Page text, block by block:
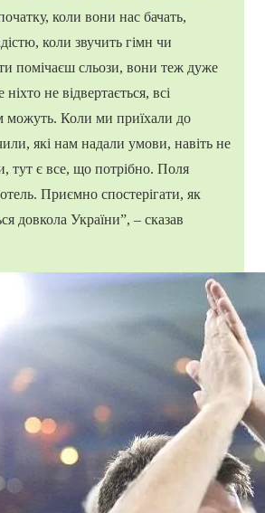
коли вони нас бачать,
коли звучить гімн чи
ти помічаєш сльози, вони теж дуже
не відвертається, всі
можуть. Коли ми приїхали до
які нам надали умови, навіть не
тут є все, що потрібно. Поля
Приємно спостерігати, як
довкола України”, – сказав